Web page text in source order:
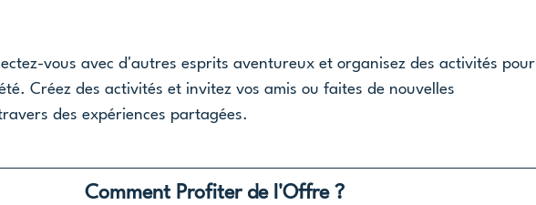
vous avec d'autres esprits aventureux et organisez des activités pour
Créez des activités et invitez vos amis ou faites de nouvelles
des expériences partagées.
Comment Profiter de l'Offre ?